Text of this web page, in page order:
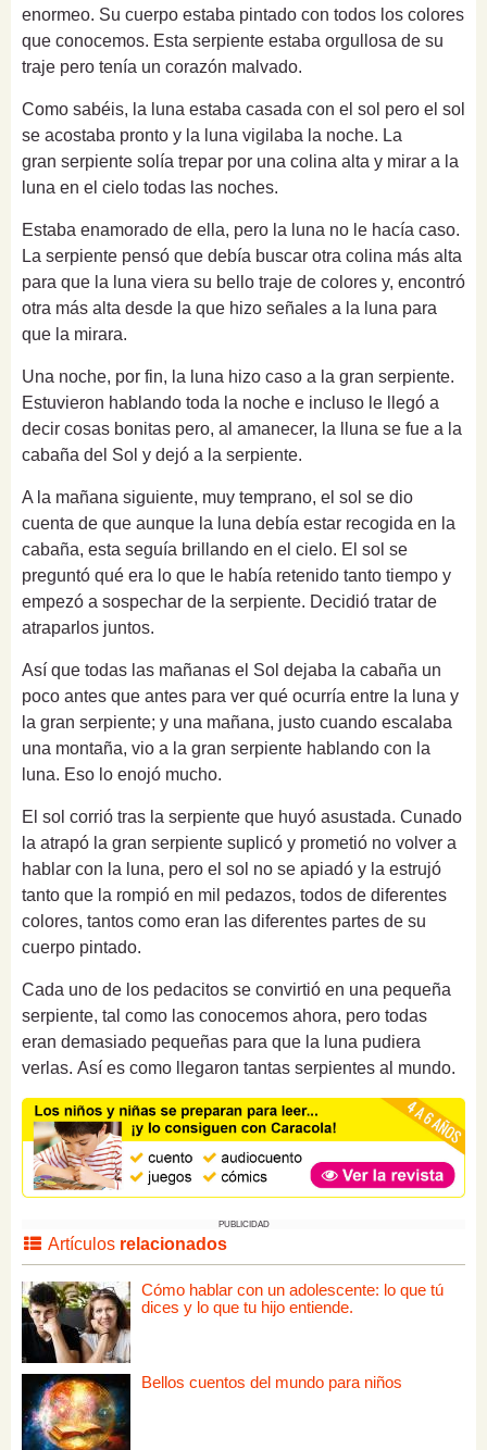
enormeo. Su cuerpo estaba pintado con todos los colores
que conocemos. Esta serpiente estaba orgullosa de su
traje pero tenía un corazón malvado.
Como sabéis, la luna estaba casada con el sol pero el sol
se acostaba pronto y la luna vigilaba la noche. La
gran serpiente solía trepar por una colina alta y mirar a la
luna en el cielo todas las noches.
Estaba enamorado de ella, pero la luna no le hacía caso.
La serpiente pensó que debía buscar otra colina más alta
para que la luna viera su bello traje de colores y, encontró
otra más alta desde la que hizo señales a la luna para
que la mirara.
Una noche, por fin, la luna hizo caso a la gran serpiente.
Estuvieron hablando toda la noche e incluso le llegó a
decir cosas bonitas pero, al amanecer, la lluna se fue a la
cabaña del Sol y dejó a la serpiente.
A la mañana siguiente, muy temprano, el sol se dio
cuenta de que aunque la luna debía estar recogida en la
cabaña, esta seguía brillando en el cielo. El sol se
preguntó qué era lo que le había retenido tanto tiempo y
empezó a sospechar de la serpiente. Decidió tratar de
atraparlos juntos.
Así que todas las mañanas el Sol dejaba la cabaña un
poco antes que antes para ver qué ocurría entre la luna y
la gran serpiente; y una mañana, justo cuando escalaba
una montaña, vio a la gran serpiente hablando con la
luna. Eso lo enojó mucho.
El sol corrió tras la serpiente que huyó asustada. Cunado
la atrapó l a gran serpiente suplicó y prometió no volver a
hablar con la luna, pero el sol no se apiadó y la estrujó
tanto que la rompió en mil pedazos, todos de diferentes
colores, tantos como eran las diferentes partes de su
cuerpo pintado.
Cada uno de los pedacitos se convirtió en una pequeña
serpiente, tal como las conocemos ahora, pero todas
eran demasiado pequeñas para que la luna pudiera
verlas. Así es como llegaron tantas serpientes al mundo.
PUBLICIDAD
Artículos relacionados
Cómo hablar con un adolescente: lo que tú
dices y lo que tu hijo entiende.
Bellos cuentos del mundo para niños